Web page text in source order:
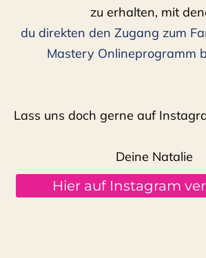
zu erhalten, mit
du direkten den Zugang zum
Mastery Onlineprogramm
Lass uns doch gerne auf
Deine Natalie
Hier auf Instagram